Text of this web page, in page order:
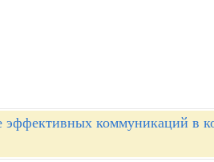
коммуникаций в